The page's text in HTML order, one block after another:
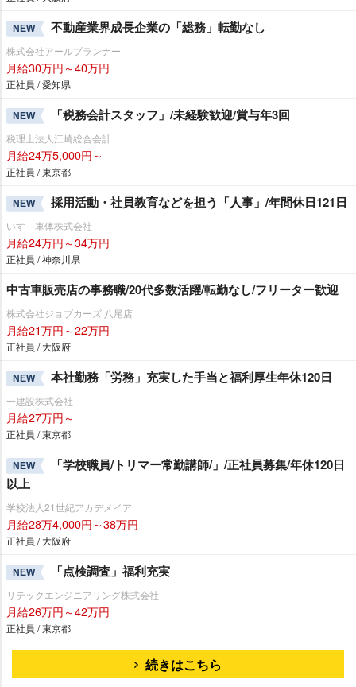
NEW 不動産業界成長企業の「総務」転勤なし
株式会社アールプランナー
月給30万円～40万円
正社員 / 愛知県
NEW 「税務会計スタッフ」/未経験歓迎/賞与年3回
税理士法人江崎総合会計
月給24万5,000円～
正社員 / 東京都
NEW 採用活動・社員教育などを担う「人事」/年間休日121日
いすゞ車体株式会社
月給24万円～34万円
正社員 / 神奈川県
中古車販売店の事務職/20代多数活躍/転勤なし/フリーター歓迎
株式会社ジョブカーズ 八尾店
月給21万円～22万円
正社員 / 大阪府
NEW 本社勤務「労務」充実した手当と福利厚生年休120日
一建設株式会社
月給27万円～
正社員 / 東京都
NEW
「学校職員/トリマー常勤講師/」/正社員募集/年休120日
以上
学校法人21世紀アカデメイア
月給28万4,000円～38万円
正社員 / 大阪府
NEW 「点検調査」福利充実
リテックエンジニアリング株式会社
月給26万円～42万円
正社員 / 東京都
続きはこちら